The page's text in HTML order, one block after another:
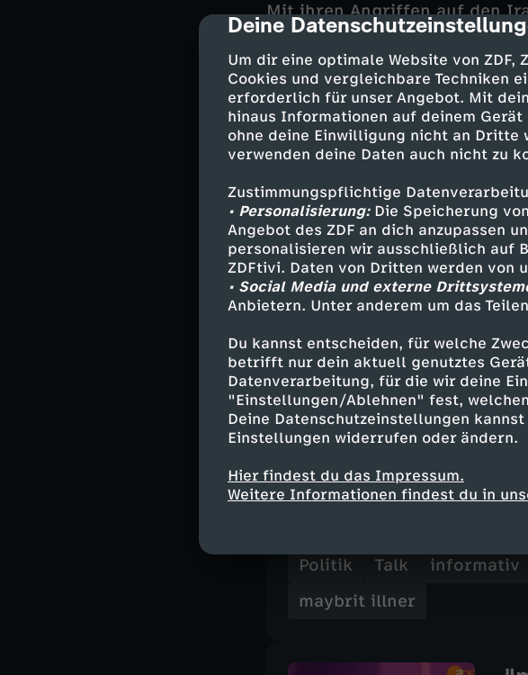
cmp-dialog-description
Deine
Um dir eine optimale Website von ZDF,
Cookies und vergleichbare Techniken
erforderlich für unser Angebot. Mit
hinaus Informationen auf deinem
ohne deine Einwilligung nicht an
verwenden deine Daten auch nicht zu
Zustimmungspflichtige
• Personalisierung:Die Speicherung
Angebot des ZDF an dich anzupassen
personalisieren wir ausschließlich auf
ZDFtivi. Daten von Dritten werden von
• Social Media und externe
Anbietern. Unter anderem um das
Du kannst entscheiden, für welche
betrifft nur dein aktuell genutztes
Datenverarbeitung, für die wir deine
"Einstellungen/Ablehnen" fest,
Deine Datenschutzeinstellungen
Einstellungen widerrufen oder ändern.
Hier findest du das Impressum.
Weitere Informationen findest du in
Mit ihren Angriffen auf den
zu Fall bringen. Viele der
zeigen sich bisher keine
überzieht Israel und die
hat die wichtige
Stürzt das Regime in den
Volk sich vielleicht sogar
Nahen Osten in Chaos.
Die negativen Folgen für
schon sichtbar. Bei seinem
deutsche und europäische
Europa in den Augen von
Deutschland in diesem Krieg
ertragen?
„maybrit illner“ mit dem
Plan?" am Donnerstag, den 5.
Politik Talk informativ
maybrit illner